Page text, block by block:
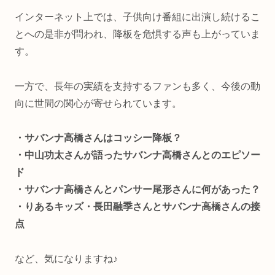
インターネット上では、子供向け番組に出演し続けるこ
とへの是非が問われ、降板を危惧する声も上がっていま
す。
一方で、長年の実績を支持するファンも多く、今後の動
向に世間の関心が寄せられています。
・サバンナ高橋さんはコッシー降板？
・中山功太さんが語ったサバンナ高橋さんとのエピソー
ド
・サバンナ高橋さんとパンサー尾形さんに何があった？
・りあるキッズ・長田融季さんとサバンナ高橋さんの接
点
など、気になりますね♪